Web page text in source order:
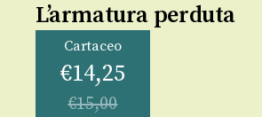
L’armatura perduta
Cartaceo
€14,25
€15,00